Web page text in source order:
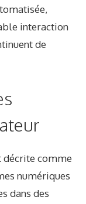
interaction
de
comme
numériques
dans des